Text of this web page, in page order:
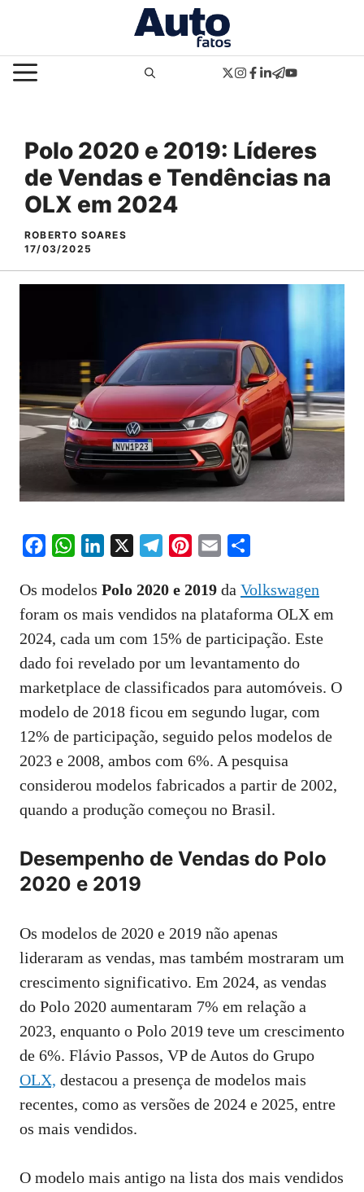
o
conteúdoMENU
Polo 2020 e 2019: Líderes
de Vendas e Tendências na
OLX em 2024
ROBERTO SOARES
17/03/2025
c
e
b
o
o
k
W
a
t
s
A
p
p
n
k
e
d
n
l
e
g
r
a
n
t
e
r
e
a
i
l
a
r
e
Os modelos Polo 2020 e 2019 da Volkswagen
foram os mais vendidos na plataforma OLX em
2024, cada um com 15% de participação. Este
dado foi revelado por um levantamento do
marketplace de classificados para automóveis. O
modelo de 2018 ficou em segundo lugar, com
12% de participação, seguido pelos modelos de
2023 e 2008, ambos com 6%. A pesquisa
considerou modelos fabricados a partir de 2002,
quando a produção começou no Brasil.
Desempenho de Vendas do Polo
2020 e 2019
Os modelos de 2020 e 2019 não apenas
lideraram as vendas, mas também mostraram um
crescimento significativo. Em 2024, as vendas
do Polo 2020 aumentaram 7% em relação a
2023, enquanto o Polo 2019 teve um crescimento
de 6%. Flávio Passos, VP de Autos do Grupo
OLX, destacou a presença de modelos mais
recentes, como as versões de 2024 e 2025, entre
os mais vendidos.
O modelo mais antigo na lista dos mais vendidos